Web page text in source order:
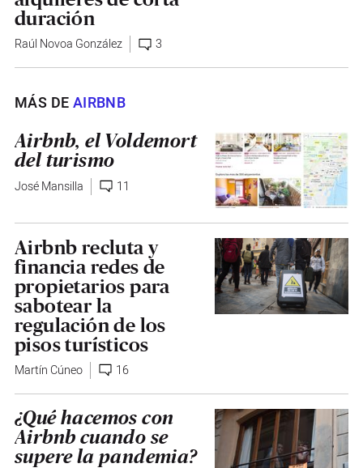
duración
Raúl Novoa González 3
MÁS DEAIRBNB
Airbnb, el Voldemort
del turismo
José Mansilla 11
Airbnb recluta y
financia redes de
propietarios para
sabotear la
regulación de los
pisos turísticos
Martín Cúneo 16
¿Qué hacemos con
Airbnb cuando se
supere la pandemia?